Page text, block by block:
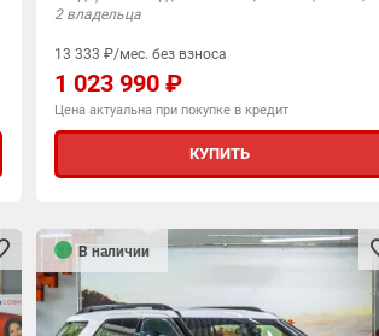
2 владельца
13 333 ₽/мес. без взноса
1 023 990 ₽
Цена актуальна при покупке в кредит
КУПИТЬ
В наличии